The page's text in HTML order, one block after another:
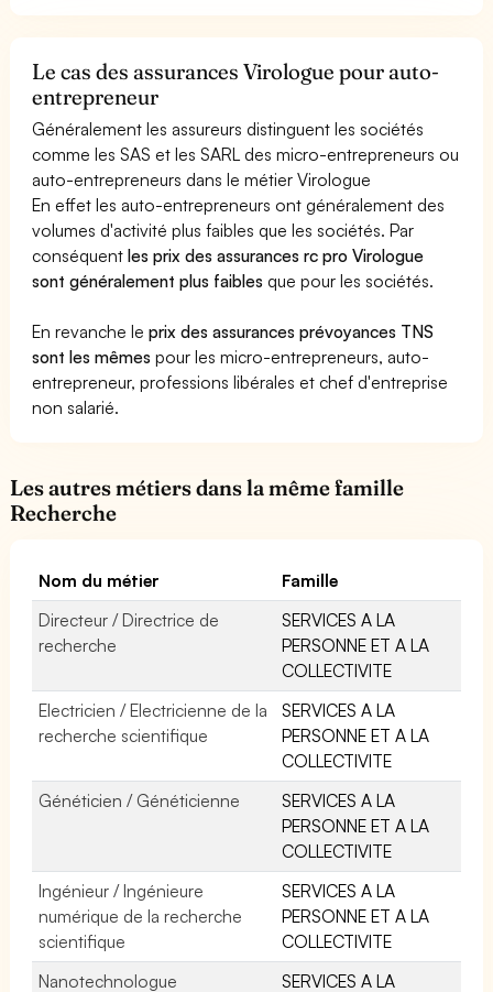
Le cas des assurances Virologue pour auto-
entrepreneur
Généralement les assureurs distinguent les sociétés
comme les SAS et les SARL des micro-entrepreneurs ou
auto-entrepreneurs dans le métier Virologue
En effet les auto-entrepreneurs ont généralement des
volumes d'activité plus faibles que les sociétés. Par
conséquentles prix des assurances rc pro Virologue
sont généralement plus faibles que pour les sociétés.
En revanche leprix des assurances prévoyances TNS
sont les mêmes pour les micro-entrepreneurs, auto-
entrepreneur, professions libérales et chef d'entreprise
non salarié.
Les autres métiers dans la même famille
Recherche
Nom du métier
Famille
Directeur / Directrice de
recherche
SERVICES A LA
PERSONNE ET A LA
COLLECTIVITE
Electricien / Electricienne de la
recherche scientifique
SERVICES A LA
PERSONNE ET A LA
COLLECTIVITE
Généticien / Généticienne
SERVICES A LA
PERSONNE ET A LA
COLLECTIVITE
Ingénieur / Ingénieure
numérique de la recherche
scientifique
SERVICES A LA
PERSONNE ET A LA
COLLECTIVITE
Nanotechnologue
SERVICES A LA